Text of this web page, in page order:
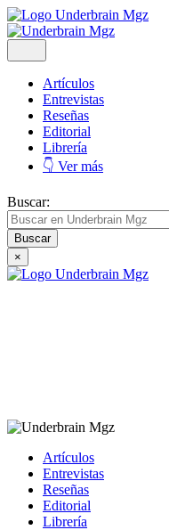
Artículos
Entrevistas
Reseñas
Editorial
Librería
👇 Ver más
Buscar:
×
Artículos
Entrevistas
Reseñas
Editorial
Librería